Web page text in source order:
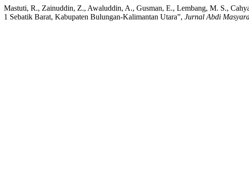
Mastuti, R., Zainuddin, Z., Awaluddin, A., Gusman, E., Lembang, M. S.,
1 Sebatik Barat, Kabupaten Bulungan-Kalimantan Utara”, Jurnal Abdi